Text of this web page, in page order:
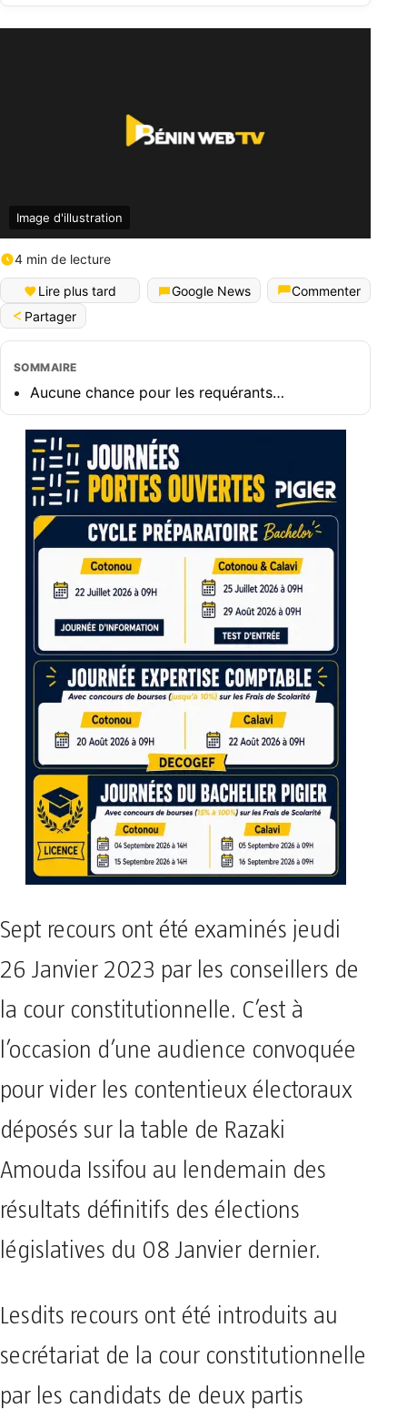
Image d'illustration
4 min de lecture
Lire plus tard Google News
Commenter
Partager
SOMMAIRE
Aucune chance pour les requérants…
Sept recours ont été examinés jeudi
26 Janvier 2023 par les conseillers de
la cour constitutionnelle. C’est à
l’occasion d’une audience convoquée
pour vider les contentieux électoraux
déposés sur la table de Razaki
Amouda Issifou au lendemain des
résultats définitifs des élections
législatives du 08 Janvier dernier.
Lesdits recours ont été introduits au
secrétariat de la cour constitutionnelle
par les candidats de deux partis